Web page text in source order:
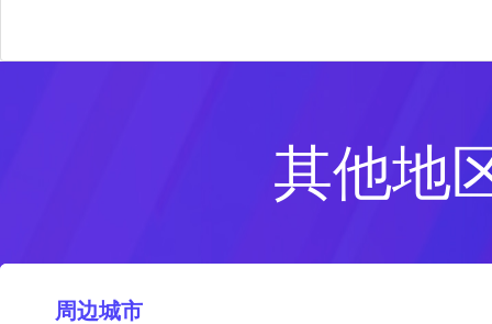
其他地
周边城市